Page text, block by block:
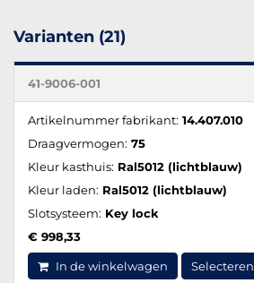
Varianten (21)
41-9006-001
Artikelnummer fabrikant: 14.407.010
Draagvermogen: 75
Kleur kasthuis: Ral5012 (lichtblauw)
Kleur laden: Ral5012 (lichtblauw)
Slotsysteem: Key lock
€ 998,33
In de winkelwagen Selecteren